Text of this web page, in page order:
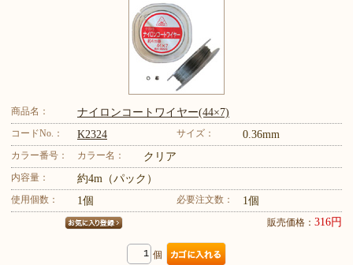
商品名： ナイロンコートワイヤー(44×7)
コードNo.： K2324 サイズ： 0.36mm
カラー番号： カラー名： クリア
内容量： 約4m（パック）
使用個数： 1個 必要注文数： 1個
販売価格： 316円
個